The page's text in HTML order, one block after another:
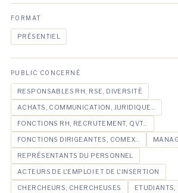
FORMAT
PRÉSENTIEL
PUBLIC CONCERNÉ
RESPONSABLES RH, RSE, DIVERSITÉ
ACHATS, COMMUNICATION, JURIDIQUE...
FONCTIONS RH, RECRUTEMENT, QVT...
FONCTIONS DIRIGEANTES, COMEX...
REPRÉSENTANTS DU PERSONNEL
ACTEURS DE L'EMPLOI ET DE L'INSERTION
CHERCHEURS, CHERCHEUSES ETUDIANTS,